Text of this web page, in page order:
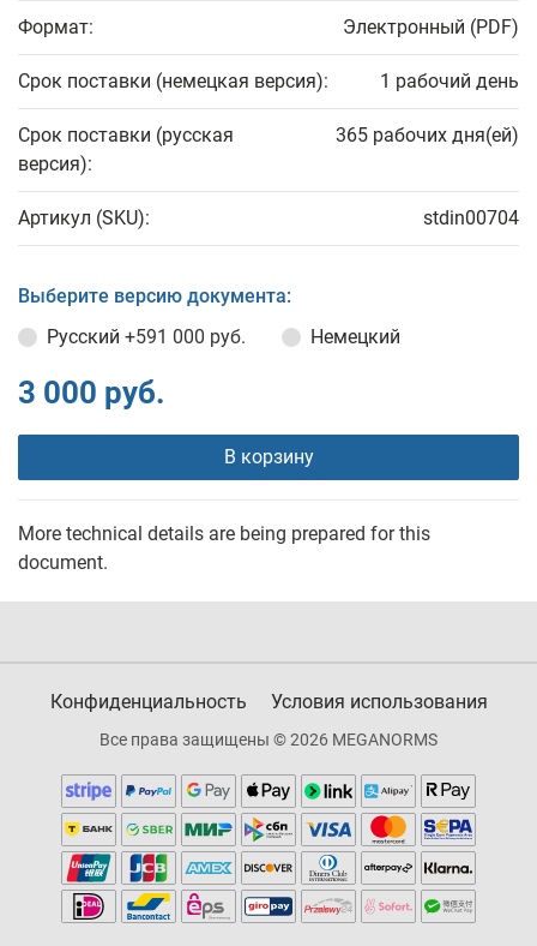
Формат: Электронный (PDF)
Срок поставки (немецкая версия): 1 рабочий день
Срок поставки (русская
версия):
365 рабочих дня(ей)
Артикул (SKU): stdin00704
Выберите версию документа:
Русский +591 000 руб. Немецкий
3 000 руб.
В корзину
More technical details are being prepared for this
document.
Конфиденциальность Условия использования
Все права защищены © 2026 MEGANORMS